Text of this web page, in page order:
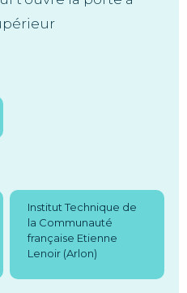
Institut Technique de
la Communauté
française Etienne
Lenoir (Arlon)